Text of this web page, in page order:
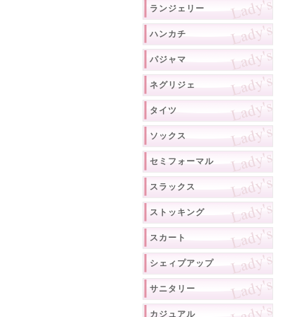
ランジェリー
ハンカチ
パジャマ
ネグリジェ
タイツ
ソックス
セミフォーマル
スラックス
ストッキング
スカート
シェィプアップ
サニタリー
カジュアル